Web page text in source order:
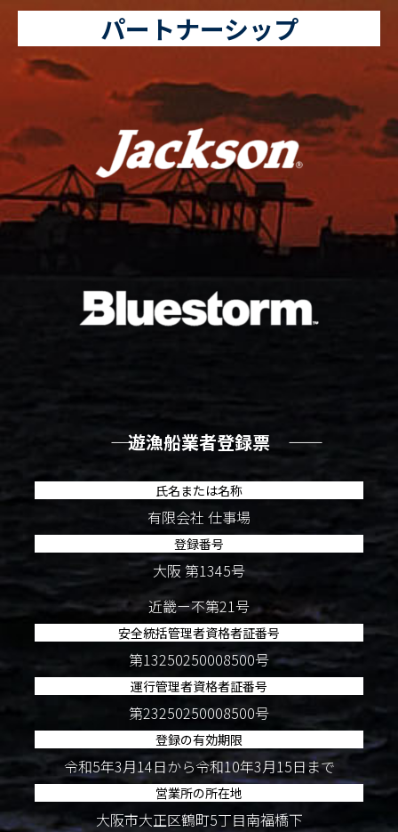
パートナーシップ
―― 遊漁船業者登録票 ――
氏名または名称
有限会社 仕事場
登録番号
大阪 第1345号
近畿ー不第21号
安全統括管理者資格者証番号
第13250250008500号
運行管理者資格者証番号
第23250250008500号
登録の有効期限
令和5年3月14日から令和10年3月15日まで
営業所の所在地
大阪市大正区鶴町5丁目南福橋下